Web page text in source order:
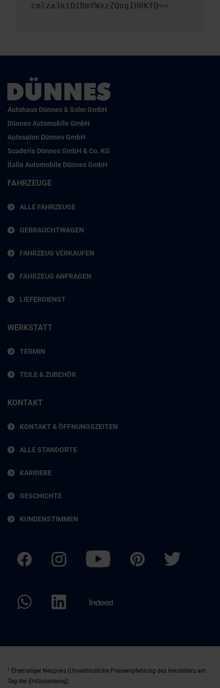
cmlza3kiOiBmYWxzZQogIH0KfQ==
Autohaus Dünnes & Sohn GmbH
Dünnes Automobile GmbH
Autosalon Dünnes GmbH
Scuderia Dünnes GmbH & Co. KG
Italia Automobile Dünnes GmbH
FAHRZEUGE
ALLE FAHRZEUGE
GEBRAUCHTWAGEN
FAHRZEUG VERKAUFEN
FAHRZEUG ANFRAGEN
LIEFERDIENST
WERKSTATT
TERMIN
TEILE & ZUBEHÖR
KONTAKT
KONTAKT & ÖFFNUNGSZEITEN
ALLE STANDORTE
KARRIERE
GESCHICHTE
KUNDENSTIMMEN
1
Ehemaliger Neupreis (Unverbindliche Preisempfehlung des Herstellers am
Tag der Erstzulassung).